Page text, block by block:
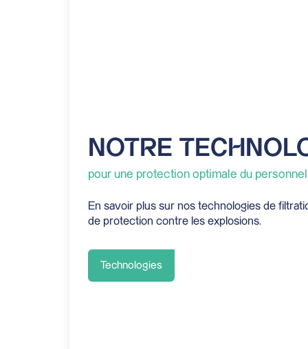
NOTRE
pour une protection optimale du
En savoir plus sur nos technologies de
de protection contre les explosions.
Technologies